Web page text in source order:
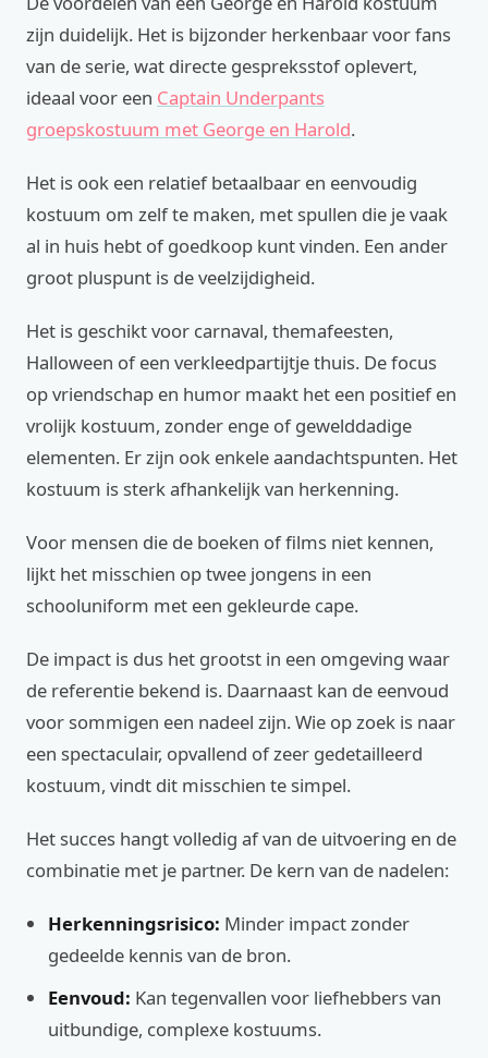
zijn duidelijk. Het is bijzonder herkenbaar voor fans
van de serie, wat directe gespreksstof oplevert,
ideaal voor een Captain Underpants
groepskostuum met George en Harold.
Het is ook een relatief betaalbaar en eenvoudig
kostuum om zelf te maken, met spullen die je vaak
al in huis hebt of goedkoop kunt vinden. Een ander
groot pluspunt is de veelzijdigheid.
Het is geschikt voor carnaval, themafeesten,
Halloween of een verkleedpartijtje thuis. De focus
op vriendschap en humor maakt het een positief en
vrolijk kostuum, zonder enge of gewelddadige
elementen. Er zijn ook enkele aandachtspunten. Het
kostuum is sterk afhankelijk van herkenning.
Voor mensen die de boeken of films niet kennen,
lijkt het misschien op twee jongens in een
schooluniform met een gekleurde cape.
De impact is dus het grootst in een omgeving waar
de referentie bekend is. Daarnaast kan de eenvoud
voor sommigen een nadeel zijn. Wie op zoek is naar
een spectaculair, opvallend of zeer gedetailleerd
kostuum, vindt dit misschien te simpel.
Het succes hangt volledig af van de uitvoering en de
combinatie met je partner. De kern van de nadelen:
Herkenningsrisico: Minder impact zonder
gedeelde kennis van de bron.
Eenvoud: Kan tegenvallen voor liefhebbers van
uitbundige, complexe kostuums.